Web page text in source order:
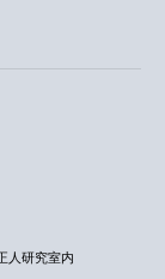
人研究室内